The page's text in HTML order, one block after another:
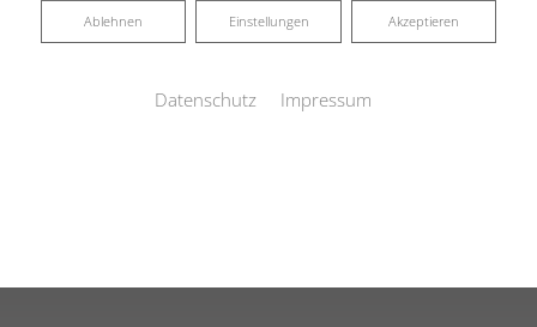
Akzeptieren
Einstellungen
Ablehnen
Ablehnen
Datenschutz Impressum